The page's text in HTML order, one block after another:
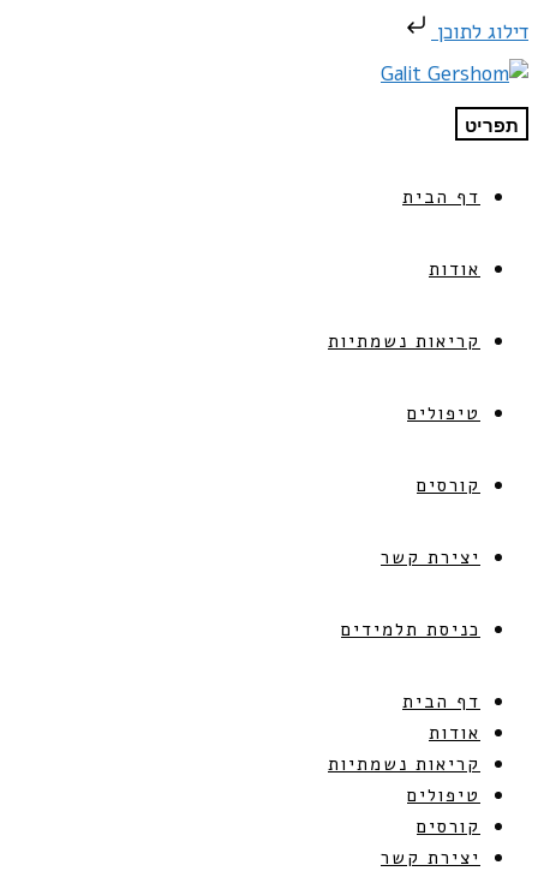
דילוג לתוכן
תפריט
דף הבית
אודות
קריאות נשמתיות
טיפולים
קורסים
יצירת קשר
כניסת תלמידים
דף הבית
אודות
קריאות נשמתיות
טיפולים
קורסים
יצירת קשר